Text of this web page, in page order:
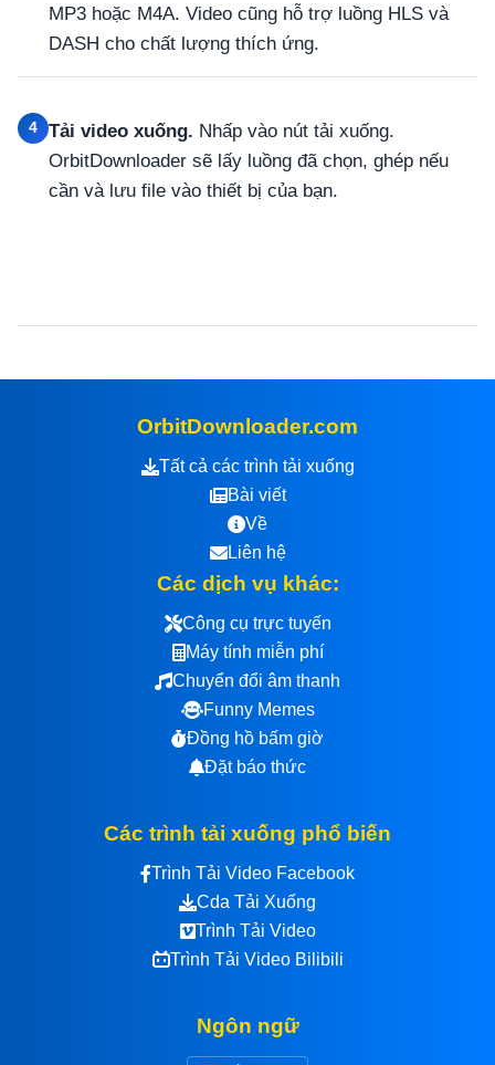
MP3 hoặc M4A. Video cũng hỗ trợ luồng HLS và
DASH cho chất lượng thích ứng.
4 Tải video xuống. Nhấp vào nút tải xuống.
OrbitDownloader sẽ lấy luồng đã chọn, ghép nếu
cần và lưu file vào thiết bị của bạn.
OrbitDownloader.com
Tất cả các trình tải xuống
Bài viết
Về
Liên hệ
Các dịch vụ khác:
Công cụ trực tuyến
Máy tính miễn phí
Chuyển đổi âm thanh
Funny Memes
Đồng hồ bấm giờ
Đặt báo thức
Các trình tải xuống phổ biến
Trình Tải Video Facebook
Cda Tải Xuống
Trình Tải Video
Trình Tải Video Bilibili
Ngôn ngữ